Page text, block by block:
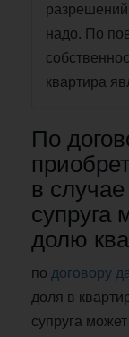
разрешений
надо. По
квартира
По
в случае
супруга
долю
по договору
доля в
супруга